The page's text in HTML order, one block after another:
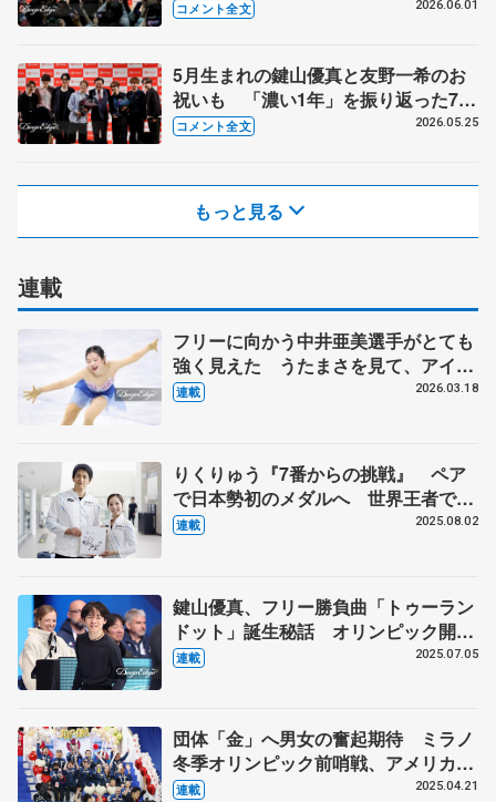
大ニュースは？【コラントッテ・トー
コメント全文 2026.06.01
5月生まれの鍵山優真と友野一希のお
祝いも 「濃い1年」を振り返った7人
【コラントッテ・トークイベント②】
コメント全文 2026.05.25
もっと見る
連載
フリーに向かう中井亜美選手がとても
強く見えた うたまさを見て、アイス
ダンスをやる選手が出てきてほしい
連載 2026.03.18
りくりゅう『7番からの挑戦』 ペア
で日本勢初のメダルへ 世界王者でも
「守りに入らず」【ミラノ・コルティ
連載 2025.08.02
鍵山優真、フリー勝負曲「トゥーラン
ドット」誕生秘話 オリンピック開催
地イタリアの傑作を超豪華布陣で編曲
連載 2025.07.05
団体「金」へ男女の奮起期待 ミラノ
冬季オリンピック前哨戦、アメリカに
大差の２位
連載 2025.04.21